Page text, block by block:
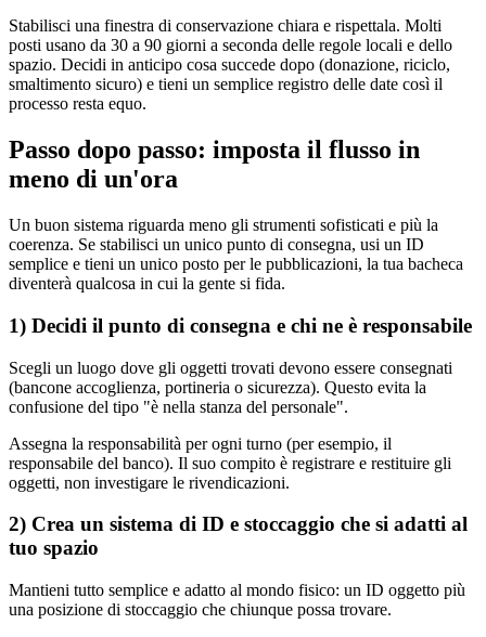
Stabilisci una finestra di conservazione chiara e rispettala. Molti
posti usano da 30 a 90 giorni a seconda delle regole locali e dello
spazio. Decidi in anticipo cosa succede dopo (donazione, riciclo,
smaltimento sicuro) e tieni un semplice registro delle date così il
processo resta equo.
Passo dopo passo: imposta il flusso in
meno di un'ora
Un buon sistema riguarda meno gli strumenti sofisticati e più la
coerenza. Se stabilisci un unico punto di consegna, usi un ID
semplice e tieni un unico posto per le pubblicazioni, la tua bacheca
diventerà qualcosa in cui la gente si fida.
1) Decidi il punto di consegna e chi ne è responsabile
Scegli un luogo dove gli oggetti trovati devono essere consegnati
(bancone accoglienza, portineria o sicurezza). Questo evita la
confusione del tipo "è nella stanza del personale".
Assegna la responsabilità per ogni turno (per esempio, il
responsabile del banco). Il suo compito è registrare e restituire gli
oggetti, non investigare le rivendicazioni.
2) Crea un sistema di ID e stoccaggio che si adatti al
tuo spazio
Mantieni tutto semplice e adatto al mondo fisico: un ID oggetto più
una posizione di stoccaggio che chiunque possa trovare.